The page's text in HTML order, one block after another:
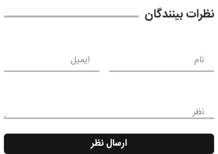
نظرات بینندگان
نام ایمیل
نظر
ارسال نظر